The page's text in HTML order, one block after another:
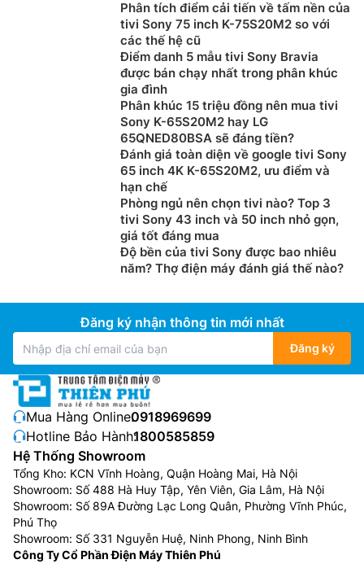
Phân tích điểm cải tiến về tấm nền của
tivi Sony 75 inch K-75S20M2 so với
các thế hệ cũ
Điểm danh 5 mẫu tivi Sony Bravia
được bán chạy nhất trong phân khúc
gia đình
Phân khúc 15 triệu đồng nên mua tivi
Sony K-65S20M2 hay LG
65QNED80BSA sẽ đáng tiền?
Đánh giá toàn diện về google tivi Sony
65 inch 4K K-65S20M2, ưu điểm và
hạn chế
Phòng ngủ nên chọn tivi nào? Top 3
tivi Sony 43 inch và 50 inch nhỏ gọn,
giá tốt đáng mua
Độ bền của tivi Sony được bao nhiêu
năm? Thợ điện máy đánh giá thế nào?
Đăng ký nhận thông tin mới nhất
Đăng ký
Mua Hàng Online:0918969699
Hotline Bảo Hành:1800585859
Hệ Thống Showroom
Tổng Kho: KCN Vĩnh Hoàng, Quận Hoàng Mai, Hà Nội
Showroom: Số 488 Hà Huy Tập, Yên Viên, Gia Lâm, Hà Nội
Showroom: Số 89A Đường Lạc Long Quân, Phường Vĩnh Phúc,
Phú Thọ
Showroom: Số 331 Nguyễn Huệ, Ninh Phong, Ninh Bình
Công Ty Cổ Phần Điện Máy Thiên Phú